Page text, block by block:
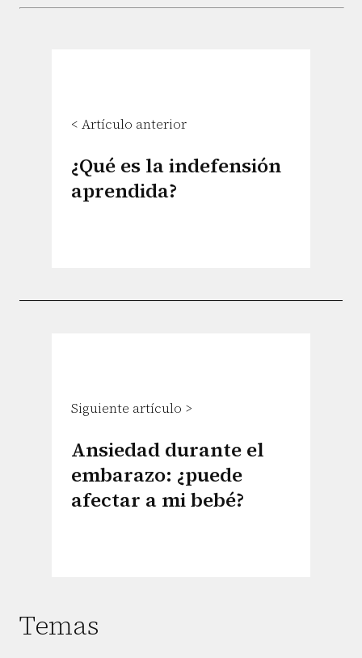
< Artículo anterior
¿Qué es la indefensión
aprendida?
Siguiente artículo >
Ansiedad durante el
embarazo: ¿puede
afectar a mi bebé?
Temas